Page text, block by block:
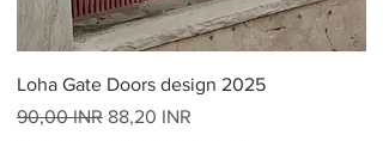
s
Loha Gate Doors design 2025
Precio
90,00 INR Precio de oferta
88,20 INR